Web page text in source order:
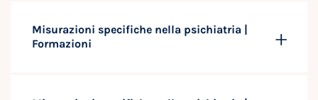
Misurazioni specifiche nella psichiatria |
Formazioni